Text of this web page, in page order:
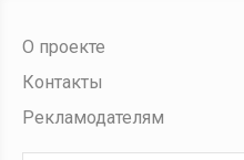
О проекте
Контакты
Рекламодателям